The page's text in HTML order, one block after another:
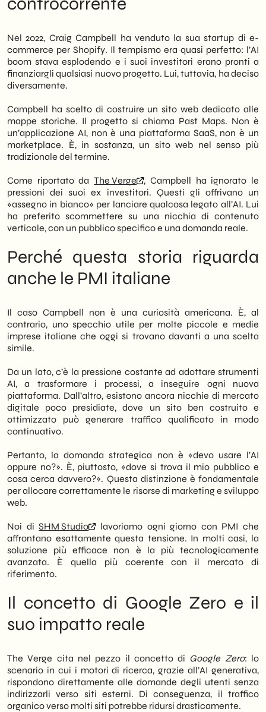
del 2026
contenuto e posizionamento
Quello che nessuno dice sull'AI hype
Next moves: cosa può fare una PMI oggi
progetto si chiama Past Maps e sta
raccontata daThe Verge, offre una lezione
concreta per molte PMI italiane.
Tuttavia, la vicenda non è solo un caso di
nostalgia digitale. È, al contrario, la
mercato ancora poco presidiate. Pertanto,
chi sa identificarle e costruire un prodotto
web solido può ottenere risultati
significativi, anche in un contesto dominato
dall’hype sull’intelligenza artificiale. Inoltre,
SEO restano leve potenti quando applicate
con metodo.
Noi diSHM Studioleggiamo questa storia
come una conferma di ciò che suggeriamo
alle PMI da tempo: prima di inseguire la
tecnologia più rumorosa, conviene
analizzare dove il mercato è ancora
scoperto. In sintesi, la scelta giusta non è
sempre quella più discussa sui social. È
con una proposta di valore chiara.
Nel 2022, Craig Campbell ha venduto la sua startup di e-
commerce per Shopify. Il tempismo era quasi perfetto: l’AI
boom stava esplodendo e i suoi investitori erano pronti a
finanziargli qualsiasi nuovo progetto. Lui, tuttavia, ha deciso
diversamente.
Campbell ha scelto di costruire un sito web dedicato alle
mappe storiche. Il progetto si chiama Past Maps. Non è
un’applicazione AI, non è una piattaforma SaaS, non è un
marketplace. È, in sostanza, un sito web nel senso più
tradizionale del termine.
Come riportato daThe Verge
, Campbell ha ignorato le
pressioni dei suoi ex investitori. Questi gli offrivano un
«assegno in bianco» per lanciare qualcosa legato all’AI. Lui
ha preferito scommettere su una nicchia di contenuto
verticale, con un pubblico specifico e una domanda reale.
Perché questa storia riguarda
anche le PMI italiane
Il caso Campbell non è una curiosità americana. È, al
contrario, uno specchio utile per molte piccole e medie
imprese italiane che oggi si trovano davanti a una scelta
simile.
Da un lato, c’è la pressione costante ad adottare strumenti
AI, a trasformare i processi, a inseguire ogni nuova
piattaforma. Dall’altro, esistono ancora nicchie di mercato
digitale poco presidiate, dove un sito ben costruito e
ottimizzato può generare traffico qualificato in modo
continuativo.
Pertanto, la domanda strategica non è «devo usare l’AI
oppure no?». È, piuttosto, «dove si trova il mio pubblico e
cosa cerca davvero?». Questa distinzione è fondamentale
per allocare correttamente le risorse di marketing e sviluppo
web.
Noi diSHM Studio
lavoriamo ogni giorno con PMI che
affrontano esattamente questa tensione. In molti casi, la
soluzione più efficace non è la più tecnologicamente
avanzata. È quella più coerente con il mercato di
riferimento.
Il concetto di Google Zero e il
suo impatto reale
The Verge cita nel pezzo il concetto di Google Zero: lo
scenario in cui i motori di ricerca, grazie all’AI generativa,
rispondono direttamente alle domande degli utenti senza
indirizzarli verso siti esterni. Di conseguenza, il traffico
organico verso molti siti potrebbe ridursi drasticamente.